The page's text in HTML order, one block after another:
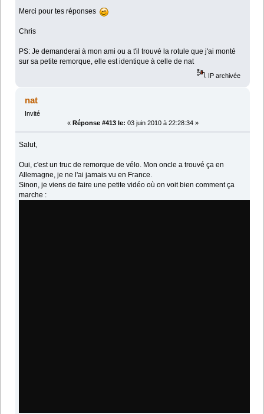
Merci pour tes réponses
Chris
PS: Je demanderai à mon ami ou a t'il trouvé la rotule que j'ai monté
sur sa petite remorque, elle est identique à celle de nat
IP archivée
nat
Invité
« Réponse #413 le: 03 juin 2010 à 22:28:34 »
Salut,
Oui, c'est un truc de remorque de vélo. Mon oncle a trouvé ça en
Allemagne, je ne l'ai jamais vu en France.
Sinon, je viens de faire une petite vidéo où on voit bien comment ça
marche :